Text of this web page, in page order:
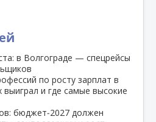
в Волгограде — спецрейсы
по росту зарплат в
выиграл и где самые высокие
бюджет‑2027 должен